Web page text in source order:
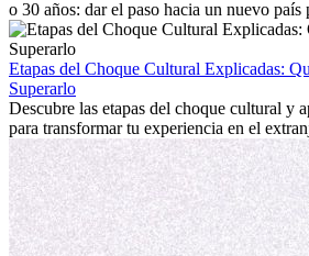
o 30 años: dar el paso hacia un nuevo país
emocionante y, a veces, desafiante.
la edad marca la diferencia. La verdad es
internacional siempre vale la pena. Puede
fomentar tu crecimiento personal y
culturales que transforman tu vida.
Etapas del Choque Cultural Explicadas:
Superarlo
Descubre las etapas del choque cultural y
para transformar tu experiencia en el
personal y adaptación exitosa.